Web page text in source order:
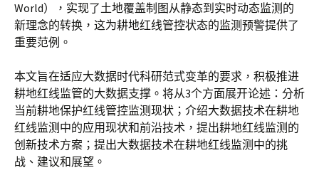
World），实现了土地覆盖制图从静态到实时动态监测的
新理念的转换，这为耕地红线管控状态的监测预警提供了
重要范例。
本文旨在适应大数据时代科研范式变革的要求，积极推进
耕地红线监管的大数据支撑。将从3个方面展开论述：分析
当前耕地保护红线管控监测现状；介绍大数据技术在耕地
红线监测中的应用现状和前沿技术，提出耕地红线监测的
创新技术方案；提出大数据技术在耕地红线监测中的挑
战、建议和展望。